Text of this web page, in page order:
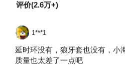
评价(2.6万+)
1***1
延时环没有，狼牙套也没有，小
质量也太差了一点吧